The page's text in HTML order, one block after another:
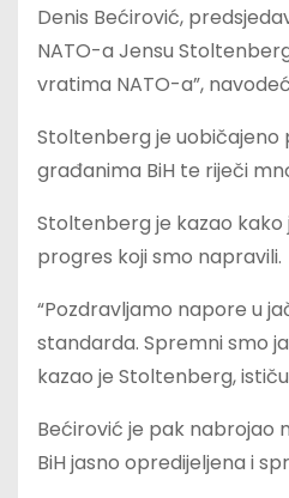
Denis Bećirović,
NATO-a Jensu
vratima NATO-a”,
Stoltenberg je uobičajeno
građanima BiH te riječi
Stoltenberg je kazao kako
progres koji smo napravili.
“Pozdravljamo napore u
standarda. Spremni smo
kazao je Stoltenberg,
Bećirović je pak nabrojao
BiH jasno opredijeljena i